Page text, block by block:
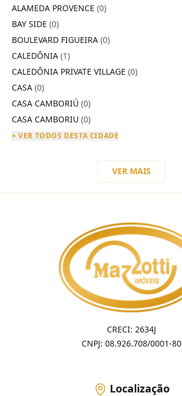
ALAMEDA PROVENCE (0)
BAY SIDE (0)
BOULEVARD FIGUEIRA (0)
CALEDÔNIA (1)
CALEDÔNIA PRIVATE VILLAGE (0)
CASA (0)
CASA CAMBORIÚ (0)
CASA CAMBORIU (0)
+ VER TODOS DESTA CIDADE
VER MAIS
CRECI: 2634J
CNPJ: 08.926.708/0001-80
Localização